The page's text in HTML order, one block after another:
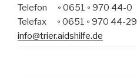
Telefon
° 0651 ° 970 44-0
Telefax
° 0651 ° 970 44-29
info@trier.aidshilfe.de